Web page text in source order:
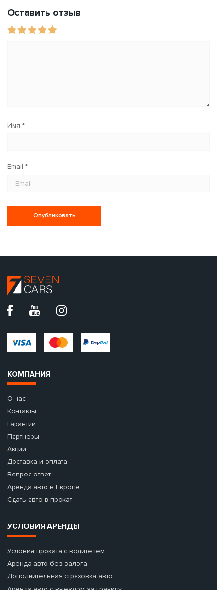
Оставить отзыв
Имя *
Email *
Опубликовать
КОМПАНИЯ
О нас
Контакты
Гарантии
Партнеры
Акции
Доставка и оплата
Вопрос-ответ
Аренда авто в Европе
Сдать авто в прокат
УСЛОВИЯ АРЕНДЫ
Условия проката с водителем
Аренда авто без залога
Дополнительная страховка авто